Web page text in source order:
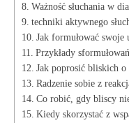
Ważność słuchania w
techniki aktywnego
Jak formułować swoje
Przykłady
Jak poprosić bliskich o
Radzenie sobie z
Co robić, gdy bliscy
Kiedy skorzystać z